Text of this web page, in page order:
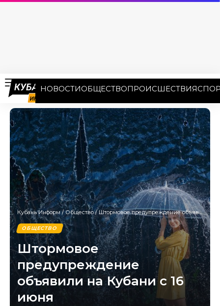
НОВОСТИОБЩЕСТВОПРОИСШЕСТВИЯ
Кубань Информ/Общество/ Штормовое предупреждение объявили на Кубани с 16 июня
ОБЩЕСТВО
Штормовое
предупреждение
объявили на Кубани с 16
июня